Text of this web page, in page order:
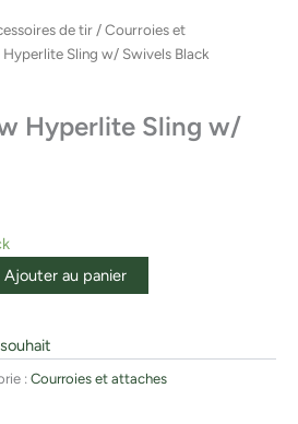
de tir/Courroies et
Sling w/ Swivels Black
Hyperlite Sling w/
Ajouter au panier
:Courroies et attaches